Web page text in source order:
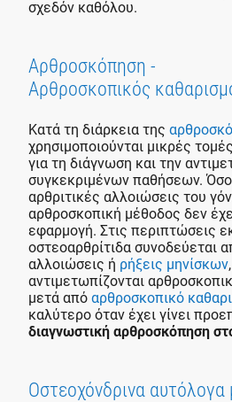
σχεδόν καθόλου.
Αρθροσκόπηση -
Αρθροσκοπικός
Κατά τη διάρκεια της
χρησιμοποιούνται μικρές
για τη διάγνωση και την
συγκεκριμένων παθήσεων.
αρθριτικές αλλοιώσεις του
αρθροσκοπική μέθοδος δεν
εφαρμογή. Στις περιπτώσεις
οστεοαρθρίτιδα συνοδεύεται
αλλοιώσεις ή ρήξεις μηνίσκων
αντιμετωπίζονται
μετά από αρθροσκοπικό
καλύτερο όταν έχει γίνει
διαγνωστική αρθροσκόπηση
Οστεοχόνδρινα